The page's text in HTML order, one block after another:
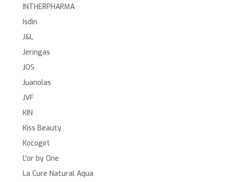
INTHERPHARMA
Isdin
J&L
Jeringas
JOS
Juanolas
JVF
KIN
Kiss Beauty
Kocogirl
L'or by One
La Cure Natural Aqua